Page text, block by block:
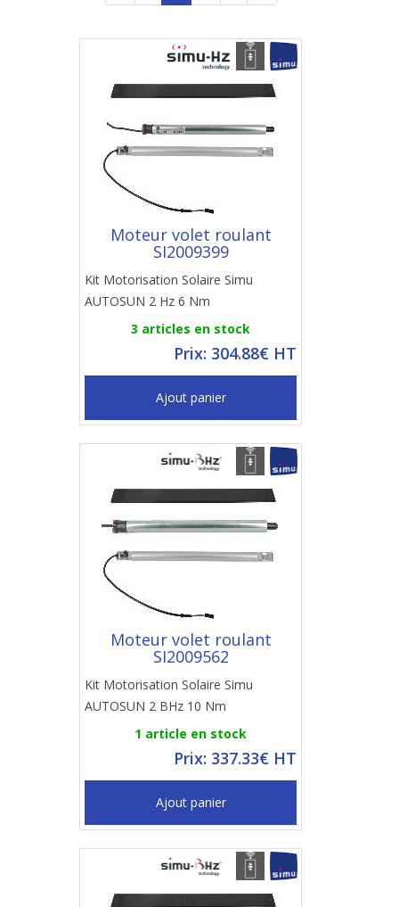
Moteur volet roulant
SI2009399
Kit Motorisation Solaire Simu
AUTOSUN 2 Hz 6 Nm
3 articles en stock
Prix: 304.88€ HT
Ajout panier
Moteur volet roulant
SI2009562
Kit Motorisation Solaire Simu
AUTOSUN 2 BHz 10 Nm
1 article en stock
Prix: 337.33€ HT
Ajout panier